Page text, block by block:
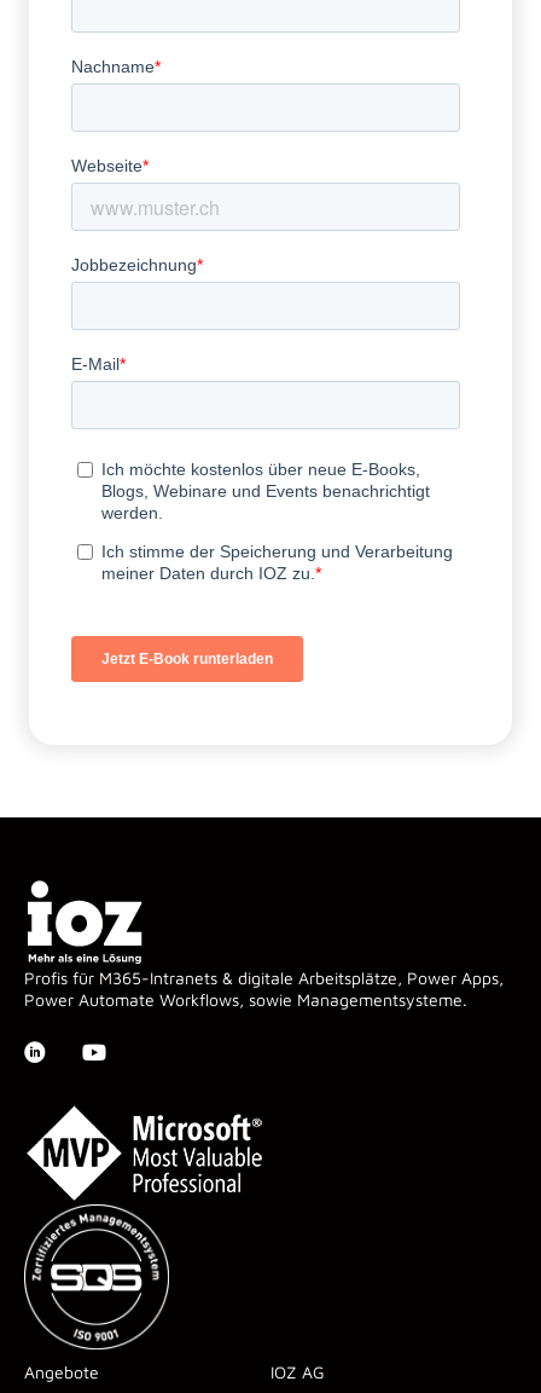
Profis für M365-Intranets & digitale Arbeitsplätze, Power Apps,
Power Automate Workflows, sowie Managementsysteme.
Angebote IOZ AG